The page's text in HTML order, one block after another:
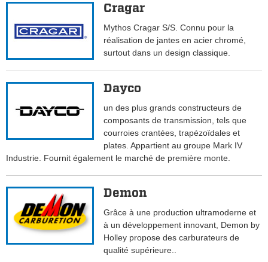
Cragar
Mythos Cragar S/S. Connu pour la
réalisation de jantes en acier chromé,
surtout dans un design classique.
Dayco
un des plus grands constructeurs de
composants de transmission, tels que
courroies crantées, trapézoïdales et
plates. Appartient au groupe Mark IV
Industrie. Fournit également le marché de première monte.
Demon
Grâce à une production ultramoderne et
à un développement innovant, Demon by
Holley propose des carburateurs de
qualité supérieure..